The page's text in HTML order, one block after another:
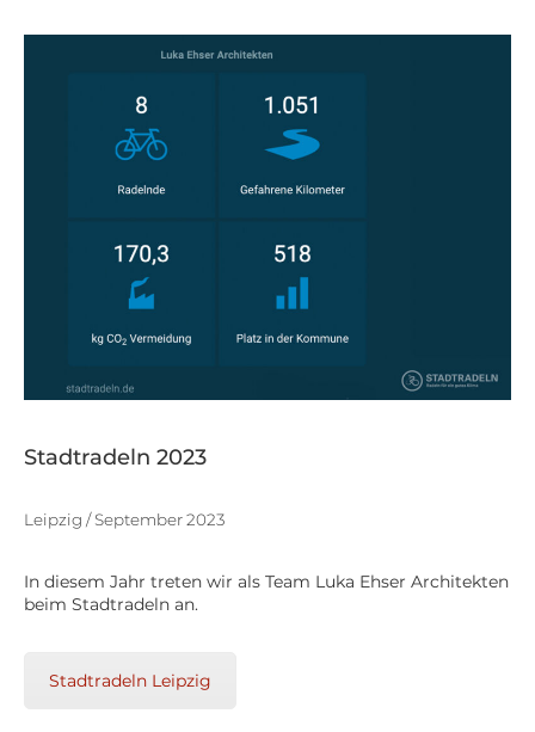
Stadtradeln 2023
Leipzig / September 2023
In diesem Jahr treten wir als Team Luka Ehser Architekten
beim Stadtradeln an.
Stadtradeln Leipzig